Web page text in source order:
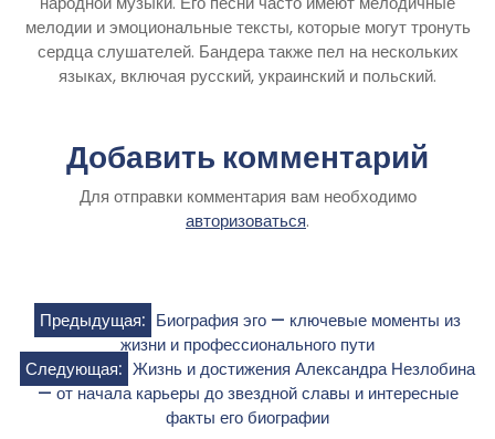
мелодии и эмоциональные тексты, которые могут тронуть
сердца слушателей. Бандера также пел на нескольких
языках, включая русский, украинский и польский.
Добавить комментарий
Для отправки комментария вам необходимо
авторизоваться.
Навигация
по
записям
Предыдущая: Биография эго — ключевые моменты из
жизни и профессионального пути
Следующая: Жизнь и достижения Александра Незлобина
— от начала карьеры до звездной славы и интересные
факты его биографии